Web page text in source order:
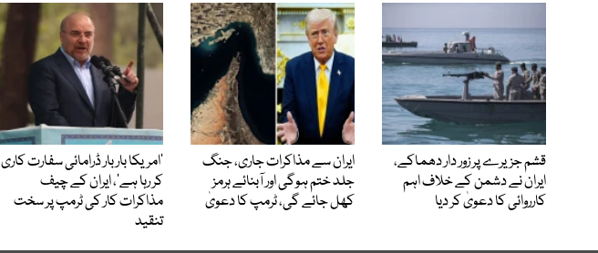
قشم جزیرے پر زور دار دھماکے،
ایران نے دشمن کے خلاف اہم
کارروائی کا دعویٰ کر دیا
ایران سے مذاکرات جاری، جنگ
جلد ختم ہوگی اور آبنائے ہرمز
کھل جائے گی، ٹرمپ کا دعویٰ
’امریکا بار بار ڈرامائی سفارت کاری
کر رہا ہے‘، ایران کے چیف
مذاکرات کار کی ٹرمپ پر سخت
تنقید